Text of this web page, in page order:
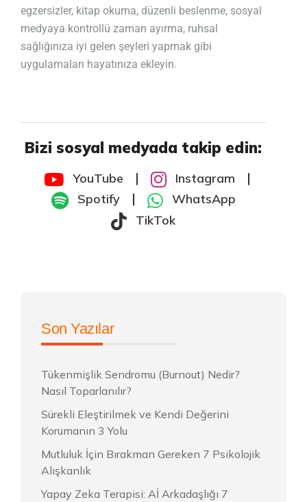
egzersizler, kitap okuma, düzenli beslenme, sosyal
medyaya kontrollü zaman ayırma, ruhsal
sağlığınıza iyi gelen şeyleri yapmak gibi
uygulamaları hayatınıza ekleyin.
Bizi sosyal medyada takip edin:
YouTube | Instagram |
Spotify |
WhatsApp
TikTok
Son Yazılar
Tükenmişlik Sendromu (Burnout) Nedir?
Nasıl Toparlanılır?
Sürekli Eleştirilmek ve Kendi Değerini
Korumanın 3 Yolu
Mutluluk İçin Bırakman Gereken 7 Psikolojik
Alışkanlık
Yapay Zeka Terapisi: Aİ Arkadaşlığı 7